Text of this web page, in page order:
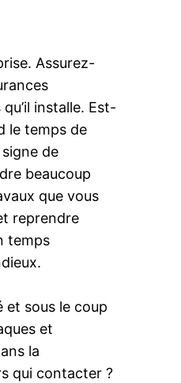
Assurez-
installe. Est-
le temps de
de
beaucoup
que vous
reprendre
temps
et sous le coup
et
la
qui contacter ?